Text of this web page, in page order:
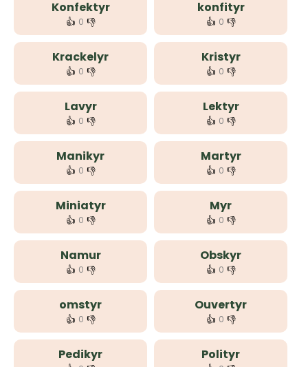
Konfektyr
👍 0 👎
konfityr
👍 0 👎
Krackelyr
👍 0 👎
Kristyr
👍 0 👎
Lavyr
👍 0 👎
Lektyr
👍 0 👎
Manikyr
👍 0 👎
Martyr
👍 0 👎
Miniatyr
👍 0 👎
Myr
👍 0 👎
Namur
👍 0 👎
Obskyr
👍 0 👎
omstyr
👍 0 👎
Ouvertyr
👍 0 👎
Pedikyr Polityr